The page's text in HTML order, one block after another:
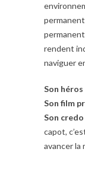
rendent
naviguer
Son héros
Son film
Son credo
capot,
avancer la